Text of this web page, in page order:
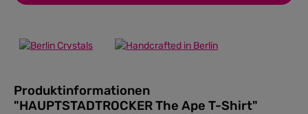
Produktinformationen
"HAUPTSTADTROCKER The Ape T-Shirt"